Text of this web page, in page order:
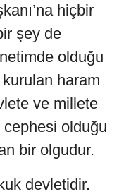
hiçbir
şey de
olduğu
haram
ve millete
cephesi olduğu
bir olgudur.
devletidir.